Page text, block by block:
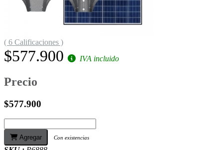
( 6 Calificaciones )
$577.900 IVA incluido
Precio
$577.900
Agregar Con existencias